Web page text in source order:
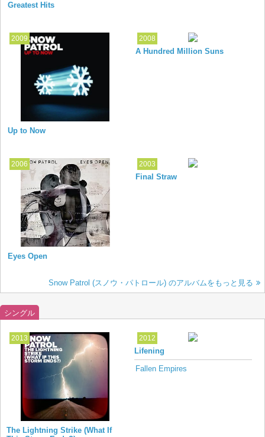
Greatest Hits
2009
Up to Now
2008
A Hundred Million Suns
2006
Eyes Open
2003
Final Straw
Snow Patrol (スノウ・パトロール) のアルバムをもっと見る
シングル
2013
The Lightning Strike (What If
2012
Lifening
Fallen Empires